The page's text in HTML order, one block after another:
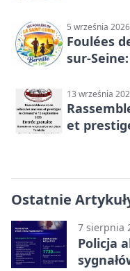
5 września
Foulées
sur-
13 września
et
Ostatnie
7 sierpnia
Policja